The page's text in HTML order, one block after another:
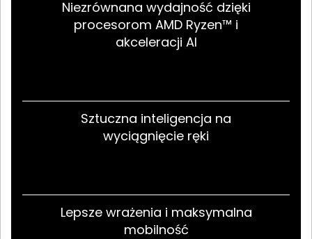
Niezrównana wydajność dzięki
procesorom AMD Ryzen™ i
akceleracji AI
Sztuczna inteligencja na
wyciągnięcie ręki
Lepsze wrażenia i maksymalna
mobilność